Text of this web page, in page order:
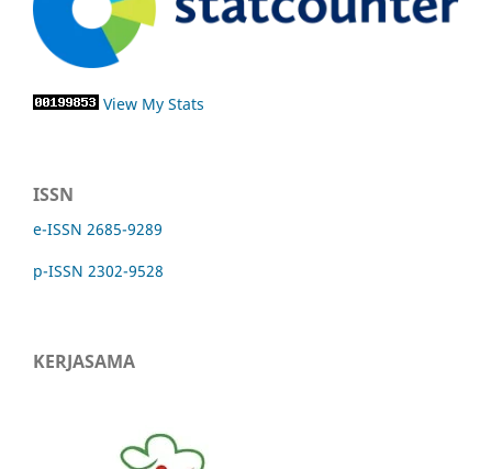
View My Stats
ISSN
e-ISSN 2685-9289
p-ISSN 2302-9528
KERJASAMA